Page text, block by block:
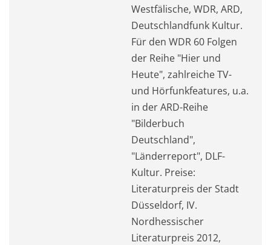
Westfälische, WDR, ARD,
Deutschlandfunk Kultur.
Für den WDR 60 Folgen
der Reihe "Hier und
Heute", zahlreiche TV-
und Hörfunkfeatures, u.a.
in der ARD-Reihe
"Bilderbuch
Deutschland",
"Länderreport", DLF-
Kultur. Preise:
Literaturpreis der Stadt
Düsseldorf, IV.
Nordhessischer
Literaturpreis 2012,